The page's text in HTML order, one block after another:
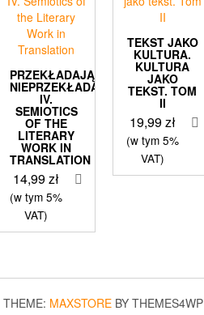
PRZEKŁADAJĄC
NIEPRZEKŁADALNE
IV.
SEMIOTICS
OF THE
LITERARY
WORK IN
TRANSLATION
14,99zł
(w tym 5%
VAT)
TEKST JAKO
KULTURA.
KULTURA
JAKO
TEKST. TOM
II
19,99zł
(w tym 5%
VAT)
THEME: MAXSTORE BY THEMES4WP